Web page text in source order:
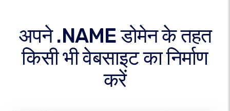
अपने .NAME डोमेन के तहत
किसी भी वेबसाइट का निर्माण
करें